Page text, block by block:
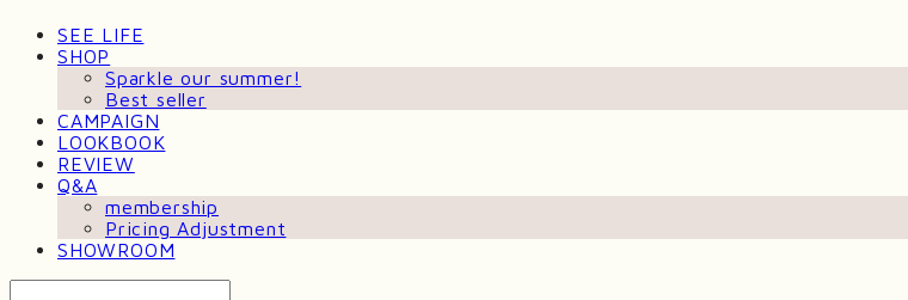
SEE LIFE
SHOP
Sparkle our summer!
Best seller
CAMPAIGN
LOOKBOOK
REVIEW
Q&A
membership
Pricing Adjustment
SHOWROOM